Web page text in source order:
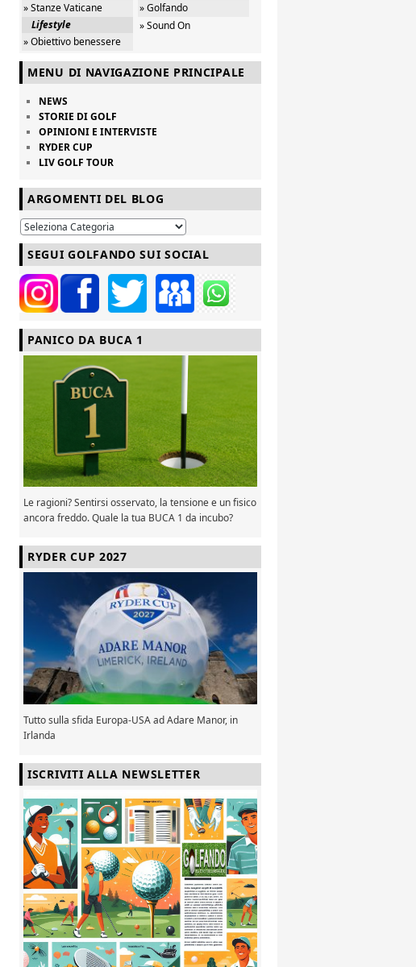
» Stanze Vaticane
Lifestyle
» Obiettivo benessere
» Golfando
» Sound On
MENU DI NAVIGAZIONE PRINCIPALE
NEWS
STORIE DI GOLF
OPINIONI E INTERVISTE
RYDER CUP
LIV GOLF TOUR
ARGOMENTI DEL BLOG
SEGUI GOLFANDO SUI SOCIAL
PANICO DA BUCA 1
Le ragioni? Sentirsi osservato, la tensione e un fisico
ancora freddo. Quale la tua BUCA 1 da incubo?
RYDER CUP 2027
Tutto sulla sfida Europa-USA ad Adare Manor, in
Irlanda
ISCRIVITI ALLA NEWSLETTER